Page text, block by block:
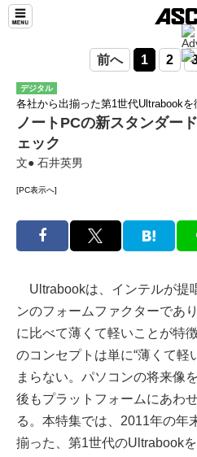
前へ 1 2
デジタル
各社から出揃った第1世代Ultrabookを
ノートPCの新スタンダー
ェック
文● 石井英男
[PC表示へ]
Ultrabookは、インテルが提
ンのフォームファクターであ
に比べて薄くて軽いことが特
のコンセプトは単に“薄くて軽
まらない。パソコンの将来像
後もプラットフォームにあわ
る。本特集では、2011年の年
揃った、第1世代のUltrabook